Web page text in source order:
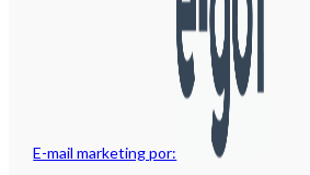
E-mail marketing por: